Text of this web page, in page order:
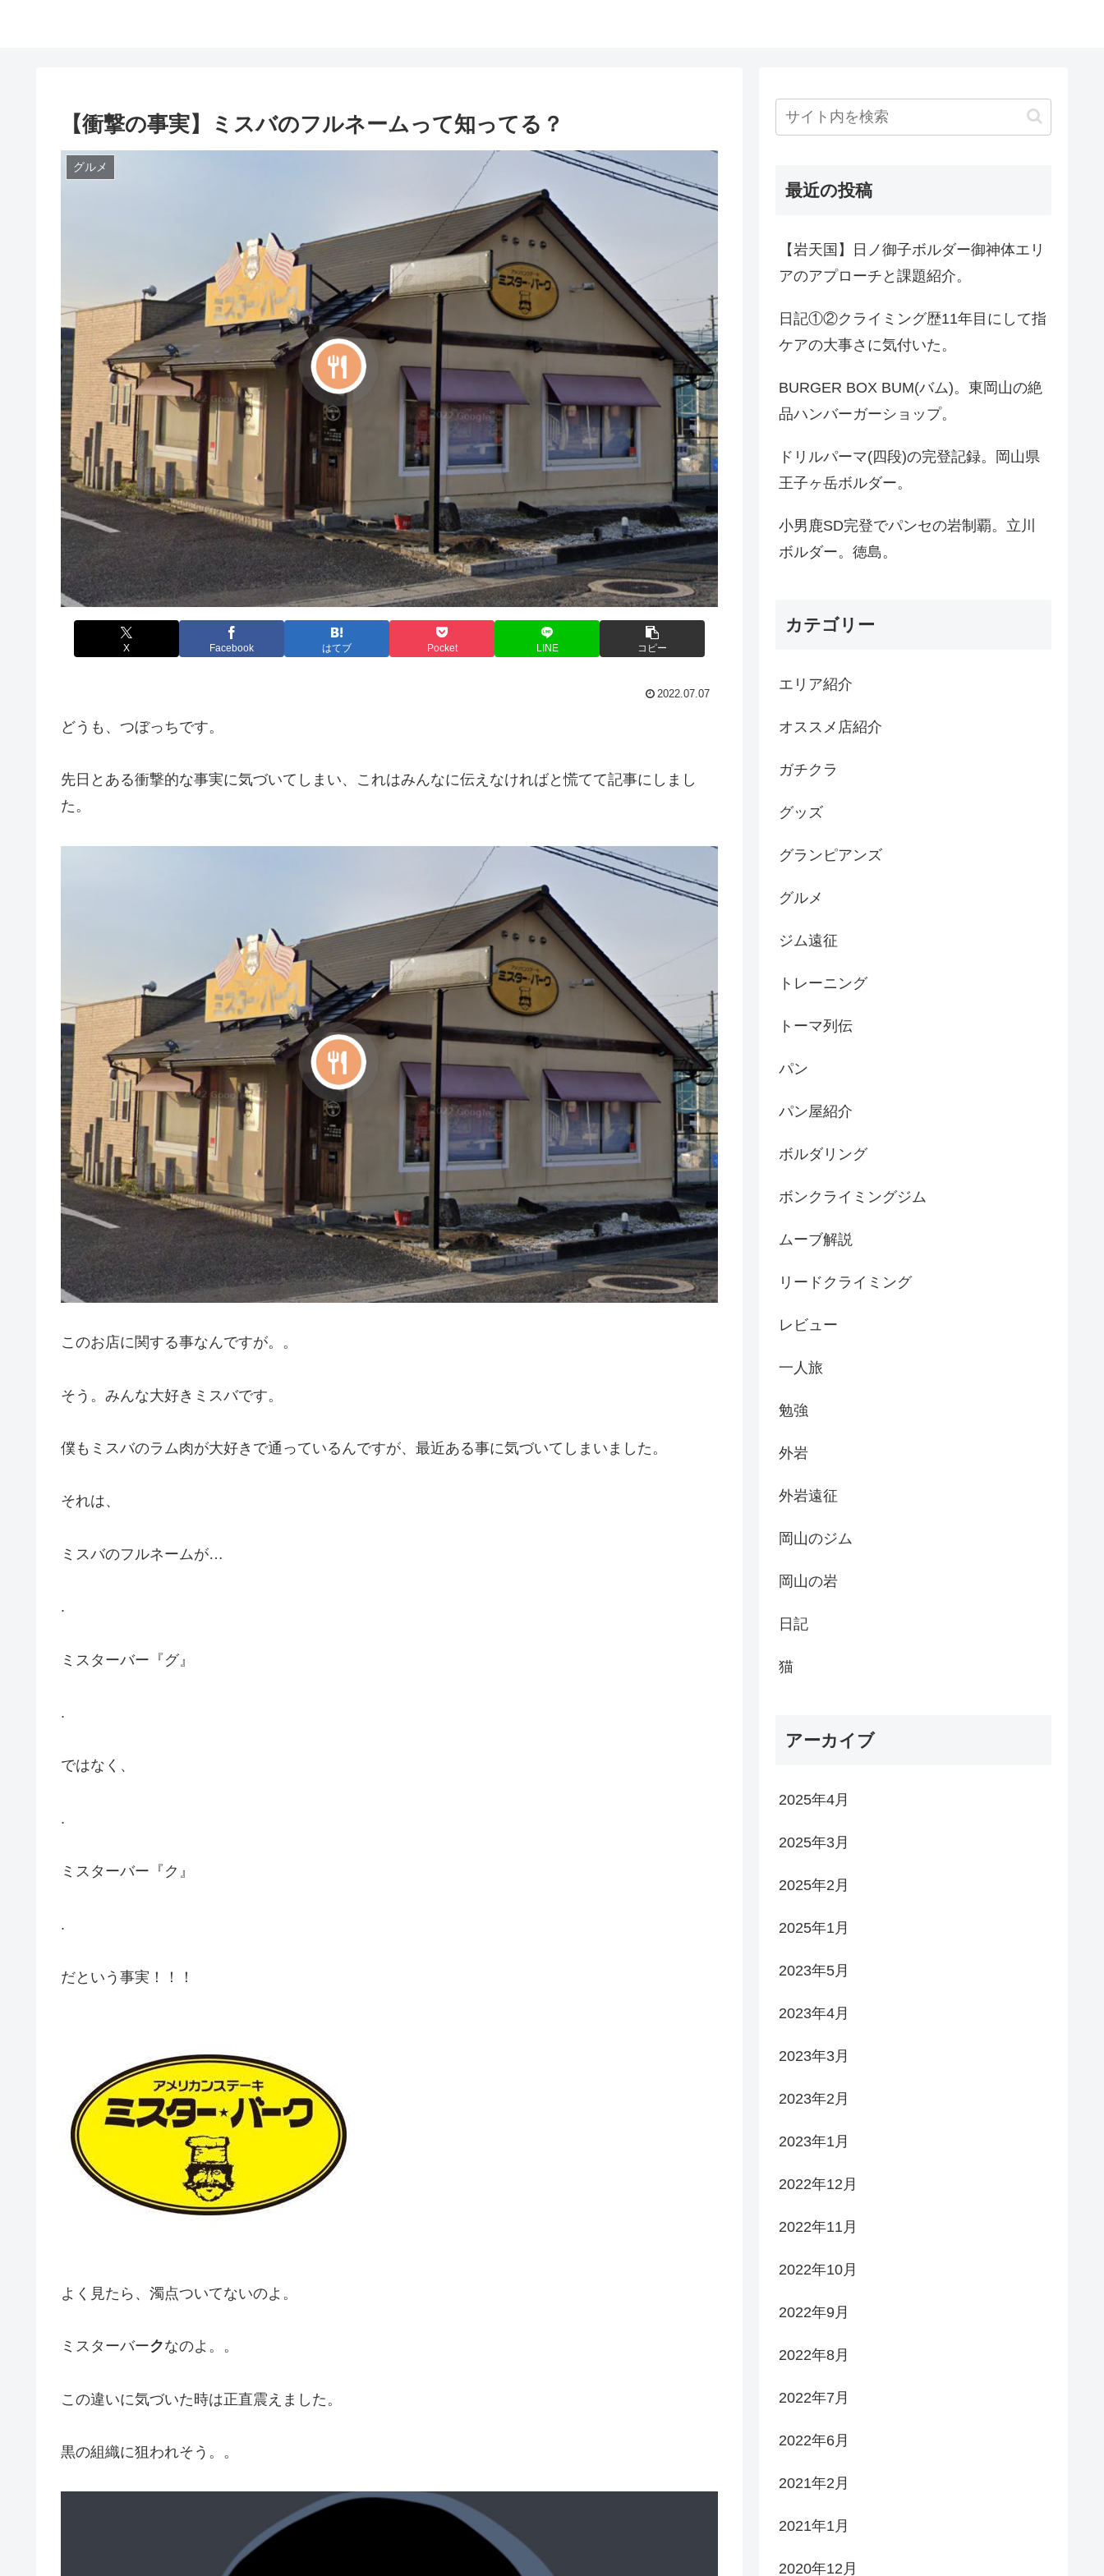
【衝撃の事実】ミスバのフルネームって知ってる？
グルメ
X Facebook はてブ Pocket LINE コピー
2022.07.07
どうも、つぼっちです。
先日とある衝撃的な事実に気づいてしまい、これはみんなに伝えなければと慌てて記事にしまし
た。
このお店に関する事なんですが。。
そう。みんな大好きミスバです。
僕もミスバのラム肉が大好きで通っているんですが、最近ある事に気づいてしまいました。
それは、
ミスバのフルネームが…
.
ミスターバー『グ』
.
ではなく、
.
ミスターバー『ク』
.
だという事実！！！
よく見たら、濁点ついてないのよ。
ミスターバークなのよ。。
この違いに気づいた時は正直震えました。
黒の組織に狙われそう。。
最近の投稿
【岩天国】日ノ御子ボルダー御神体エリ
アのアプローチと課題紹介。
日記①②クライミング歴11年目にして指
ケアの大事さに気付いた。
BURGER BOX BUM(バム)。東岡山の絶
品ハンバーガーショップ。
ドリルパーマ(四段)の完登記録。岡山県
王子ヶ岳ボルダー。
小男鹿SD完登でパンセの岩制覇。立川
ボルダー。徳島。
カテゴリー
エリア紹介
オススメ店紹介
ガチクラ
グッズ
グランピアンズ
グルメ
ジム遠征
トレーニング
トーマ列伝
パン
パン屋紹介
ボルダリング
ボンクライミングジム
ムーブ解説
リードクライミング
レビュー
一人旅
勉強
外岩
外岩遠征
岡山のジム
岡山の岩
日記
猫
アーカイブ
2025年4月
2025年3月
2025年2月
2025年1月
2023年5月
2023年4月
2023年3月
2023年2月
2023年1月
2022年12月
2022年11月
2022年10月
2022年9月
2022年8月
2022年7月
2022年6月
2021年2月
2021年1月
2020年12月